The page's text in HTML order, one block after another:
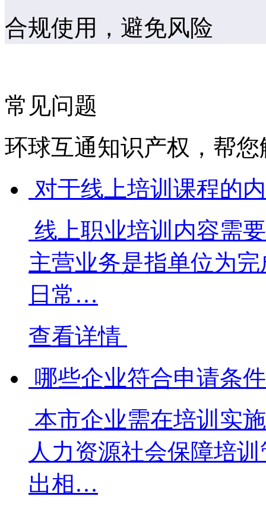
合规使用，避免风险
常见问题
环球互通知识产权，帮
对于线上培训课程的
线上职业培训内容需
主营业务是指单位为
日常…
查看详情
哪些企业符合申请条
本市企业需在培训实
人力资源社会保障培
出相…